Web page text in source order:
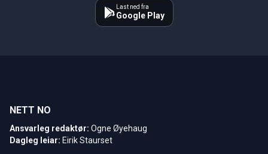
Last ned fra
Google Play
NETT NO
Ansvarleg redaktør: Ogne Øyehaug
Dagleg leiar: Eirik Staurset